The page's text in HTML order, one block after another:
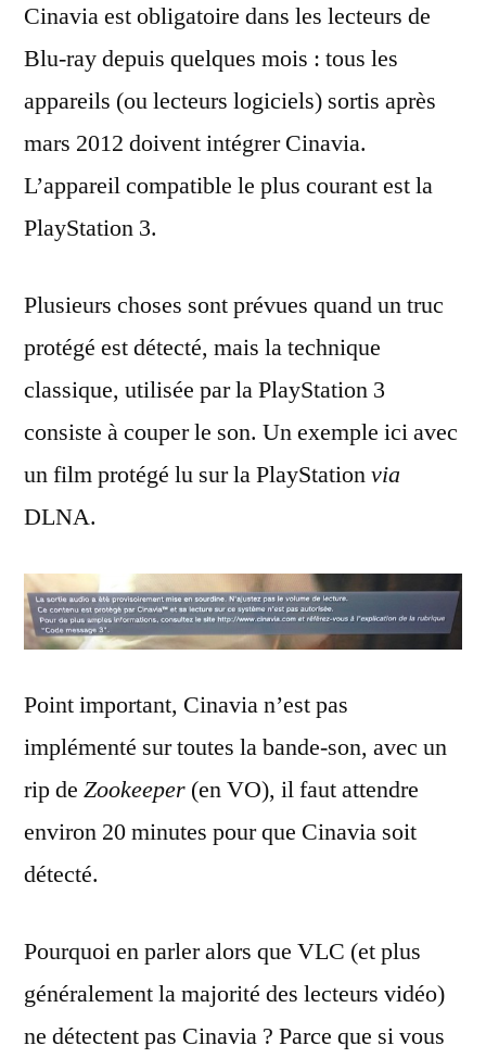
Cinavia est obligatoire dans les lecteurs de
Blu-ray depuis quelques mois : tous les
appareils (ou lecteurs logiciels) sortis après
mars 2012 doivent intégrer Cinavia.
L’appareil compatible le plus courant est la
PlayStation 3.
Plusieurs choses sont prévues quand un truc
protégé est détecté, mais la technique
classique, utilisée par la PlayStation 3
consiste à couper le son. Un exemple ici avec
un film protégé lu sur la PlayStationvia
DLNA.
Point important, Cinavia n’est pas
implémenté sur toutes la bande-son, avec un
rip de Zookeeper (en VO), il faut attendre
environ 20 minutes pour que Cinavia soit
détecté.
Pourquoi en parler alors que VLC (et plus
généralement la majorité des lecteurs vidéo)
ne détectent pas Cinavia ? Parce que si vous